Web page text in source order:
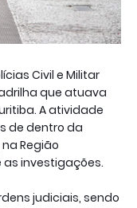
Civil e Militar
que atuava
A atividade
de dentro da
Região
investigações.
judiciais, sendo